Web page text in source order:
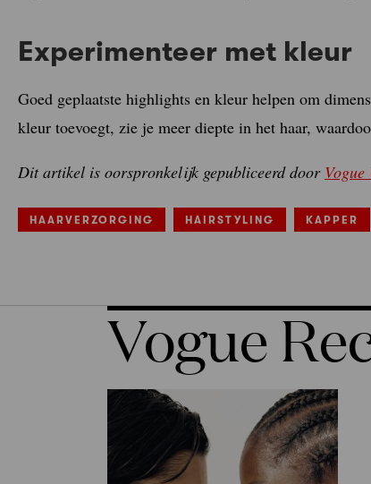
Experimenteer met kleur
Goed geplaatste highlights en kleur helpen om
kleur toevoegt, zie je meer diepte in het haar,
Dit artikel is oorspronkelijk gepubliceerd door
HAARVERZORGING HAIRSTYLING KAPPER
Vogue